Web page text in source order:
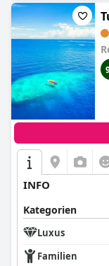
INFO
Kategorien
Luxus
Familien